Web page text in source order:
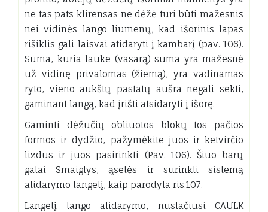
ne tas pats klirensas ne dėžė turi būti mažesnis
nei vidinės lango liumenų, kad išorinis lapas
rišiklis gali laisvai atidaryti į kambarį (pav. 106).
Suma, kuria lauke (vasarą) suma yra mažesnė
už vidinę privalomas (žiemą), yra vadinamas
ryto, vieno aukštų pastatų aušra negali sekti,
gaminant langą, kad įrišti atsidaryti į išorę.
Gaminti dėžučių obliuotos blokų tos pačios
formos ir dydžio, pažymėkite juos ir ketvirčio
lizdus ir juos pasirinkti (Pav. 106). Šiuo barų
galai Smaigtys, ąselės ir surinkti sistemą
atidarymo langelį, kaip parodyta ris.107.
Langelį lango atidarymo, nustačiusi CAULK